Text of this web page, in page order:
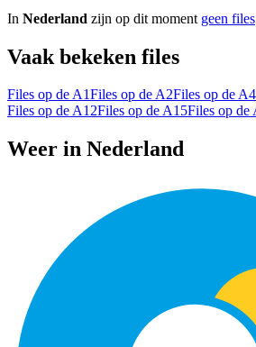
In Nederland zijn op dit moment geen files
Vaak bekeken files
Files op de A1Files op de A2Files op de A4
Files op de A12Files op de A15Files op de
Weer in Nederland